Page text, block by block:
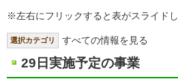
※左右にフリックすると表がスライドし
選択カテゴリ すべての情報を見る
29日実施予定の事業